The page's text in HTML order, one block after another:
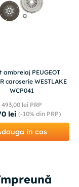
ambreiaj PEUGEOT
caroserie WESTLAKE
WCP041
493,00lei PRP
lei (-10% din PRP)
in cos